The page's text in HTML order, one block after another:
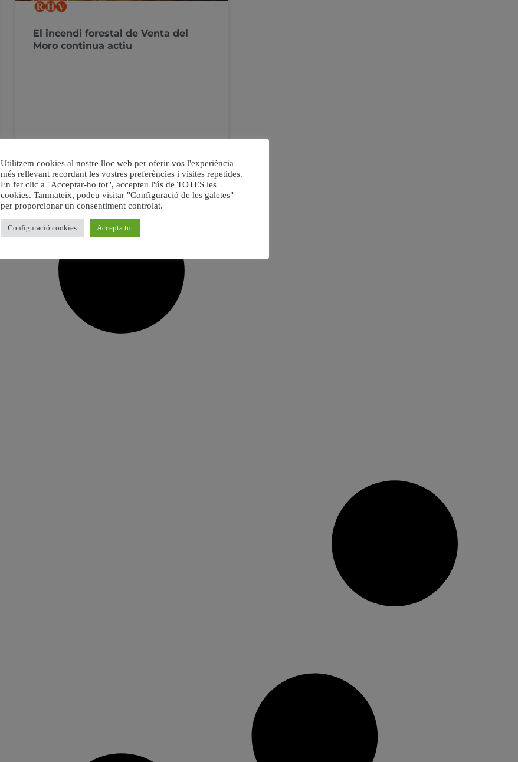
El incendi forestal de Venta del
Moro continua actiu
5 juliol, 2022 No hi ha comentaris
Utilitzem cookies al nostre lloc web per oferir-vos l'experiència
més rellevant recordant les vostres preferències i visites repetides.
En fer clic a "Acceptar-ho tot", accepteu l'ús de TOTES les
cookies. Tanmateix, podeu visitar "Configuració de les galetes"
per proporcionar un consentiment controlat.
Configuració cookies Accepta tot